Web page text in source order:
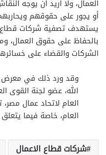
العمال، ولا أريد أن يوجه
أو يجور على حقوقهم
يستهدف تصفية شركات قطاع
بالحفاظ على حقوق العمال،
الشركات والقضاء على
وقد ورد ذلك في معرض
الله، عضو لجنة القوى
العام لاتحاد عمال
العام، خاصة فيما
شركات قطاع الاعمال